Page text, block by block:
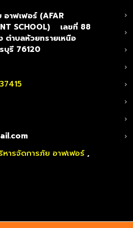
อาฟเฟอร์ (AFAR
SCHOOL) เลขที่ 88
ตำบลห้วยทรายเหนือ
บุรี 76120
หารจัดการภัย อาฟเฟอร์ ,